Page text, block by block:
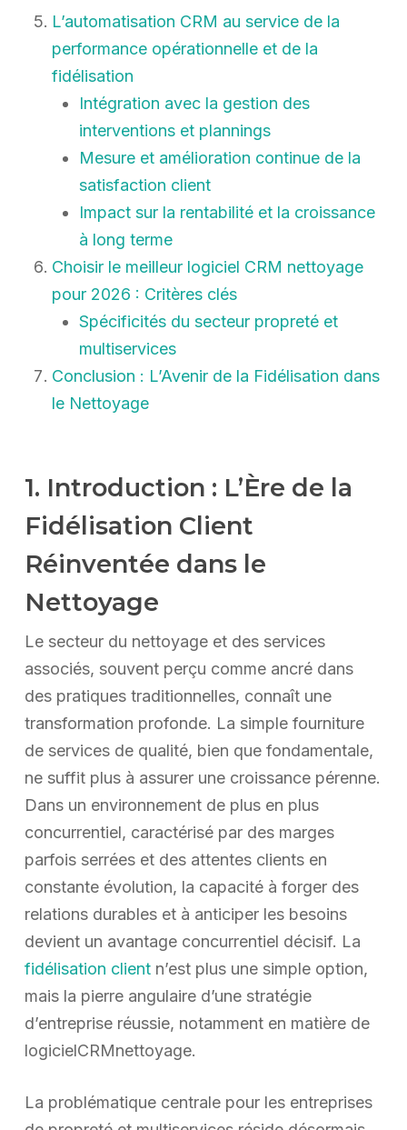
L’automatisation CRM au service de la
performance opérationnelle et de la
fidélisation
Intégration avec la gestion des
interventions et plannings
Mesure et amélioration continue de la
satisfaction client
Impact sur la rentabilité et la croissance
à long terme
Choisir le meilleur logiciel CRM nettoyage
pour 2026 : Critères clés
Spécificités du secteur propreté et
multiservices
Conclusion : L’Avenir de la Fidélisation dans
le Nettoyage
1. Introduction : L’Ère de la
Fidélisation Client
Réinventée dans le
Nettoyage
Le secteur du nettoyage et des services
associés, souvent perçu comme ancré dans
des pratiques traditionnelles, connaît une
transformation profonde. La simple fourniture
de services de qualité, bien que fondamentale,
ne suffit plus à assurer une croissance pérenne.
Dans un environnement de plus en plus
concurrentiel, caractérisé par des marges
parfois serrées et des attentes clients en
constante évolution, la capacité à forger des
relations durables et à anticiper les besoins
devient un avantage concurrentiel décisif. La
fidélisation clientn’est plus une simple option,
mais la pierre angulaire d’une stratégie
d’entreprise réussie, notamment en matière de
logicielCRMnettoyage.
La problématique centrale pour les entreprises